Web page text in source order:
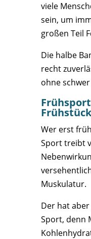
viele
sein, um
großen Teil
Die halbe
recht
ohne
Frühstück
Wer erst
Sport treibt
Muskulatur.
Der hat
Sport, denn